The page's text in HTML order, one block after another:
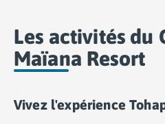
Camping Pas-de-Calais
Camping Berck
Camping Boulogne-sur-Mer
Camping Le Touquet
Camping Merlimont
Les activités du
Maïana Resort
Vivez l'expérience